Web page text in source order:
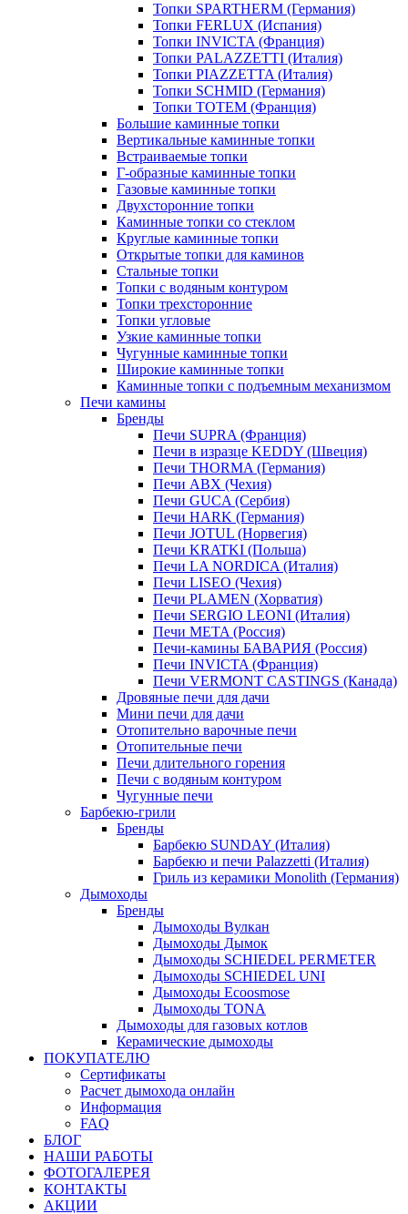
Топки SPARTHERM (Германия)
Топки FERLUX (Испания)
Топки INVICTA (Франция)
Топки PALAZZETTI (Италия)
Топки PIAZZETTA (Италия)
Топки SCHMID (Германия)
Топки TOTEM (Франция)
Большие каминные топки
Вертикальные каминные топки
Встраиваемые топки
Г-образные каминные топки
Газовые каминные топки
Двухсторонние топки
Каминные топки со стеклом
Круглые каминные топки
Открытые топки для каминов
Стальные топки
Топки с водяным контуром
Топки трехсторонние
Топки угловые
Узкие каминные топки
Чугунные каминные топки
Широкие каминные топки
Каминные топки с подъемным механизмом
Печи камины
Бренды
Печи SUPRA (Франция)
Печи в изразце KEDDY (Швеция)
Печи THORMA (Германия)
Печи ABX (Чехия)
Печи GUCA (Сербия)
Печи HARK (Германия)
Печи JOTUL (Норвегия)
Печи KRATKI (Польша)
Печи LA NORDICA (Италия)
Печи LISEO (Чехия)
Печи PLAMEN (Хорватия)
Печи SERGIO LEONI (Италия)
Печи META (Россия)
Печи-камины БАВАРИЯ (Россия)
Печи INVICTA (Франция)
Печи VERMONT CASTINGS (Канада)
Дровяные печи для дачи
Мини печи для дачи
Отопительно варочные печи
Отопительные печи
Печи длительного горения
Печи с водяным контуром
Чугунные печи
Барбекю-грили
Бренды
Барбекю SUNDAY (Италия)
Барбекю и печи Palazzetti (Италия)
Гриль из керамики Monolith (Германия)
Дымоходы
Бренды
Дымоходы Вулкан
Дымоходы Дымок
Дымоходы SCHIEDEL PERMETER
Дымоходы SCHIEDEL UNI
Дымоходы Ecoosmose
Дымоходы TONA
Дымоходы для газовых котлов
Керамические дымоходы
ПОКУПАТЕЛЮ
Сертификаты
Расчет дымохода онлайн
Информация
FAQ
БЛОГ
НАШИ РАБОТЫ
ФОТОГАЛЕРЕЯ
КОНТАКТЫ
АКЦИИ